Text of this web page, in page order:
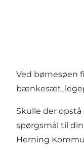
Ved børnesøen
bænkesæt,
Skulle der
spørgsmål til
Herning